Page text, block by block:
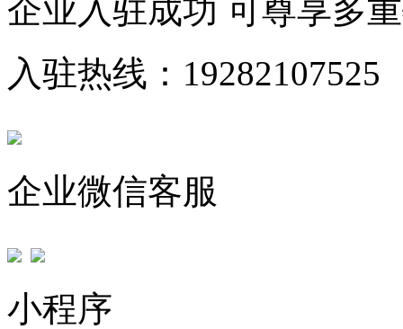
企业入驻成功 可尊享多
入驻热线：19282107525
企业微信客服
小程序